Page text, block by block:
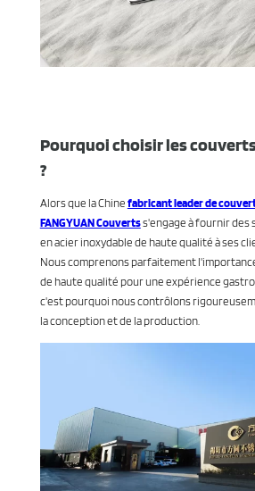
Pourquoi choisir les
?
Alors que la Chine fabricant leader de
FANGYUAN Couvertss'engage à fournir des
en acier inoxydable de haute qualité à ses
Nous comprenons parfaitement
de haute qualité pour une expérience
c'est pourquoi nous contrôlons
la conception et de la production.